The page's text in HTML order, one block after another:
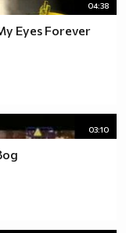
04:38
Eyes Forever
03:10